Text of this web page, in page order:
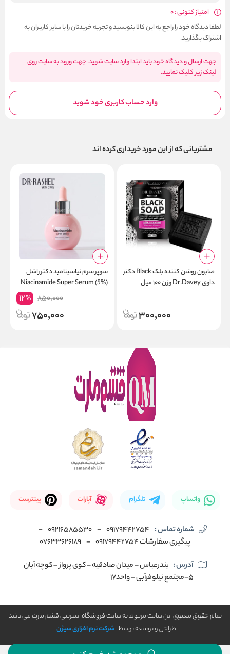
امتیاز کنونی : 0
لطفا دیدگاه خود را راجع به این کالا بنویسید و تجربه خریدتان را با سایر کاربران به
اشتراک بگذارید.
جهت ارسال و دیدگاه خود باید ابتدا وارد سایت شوید. جهت ورود به سایت روی
لینک زیر کلیک نمایید.
وارد حساب کاربری خود شوید
مشتریانی که از این مورد خریداری کرده اند
صابون روشن کننده بلک Black دکتر
داوی Dr.Davey وزن ۱۰۰ میل
300,000
سوپر سرم نیاسینامید دکتر راشل
Niacinamide Super Serum (5%)
850,000
12%
750,000
واتساپ تلگرام آپارات پینترست
شماره تماس : 09179442754
-
09216585530
-
پیگیری سفارشات 09179442754
-
07633626189
آدرس : بندرعباس – میدان صادقیه – کوی پرواز – کوچه آبان
5-مجتمع نیلوفرآبی – واحد17
تمام حقوق معنوی این سایت مربوط به سایت فروشگاه اینترنتی قشم مارت می باشد
طراحی و توسعه توسط شرکت نرم افزاری سیژن